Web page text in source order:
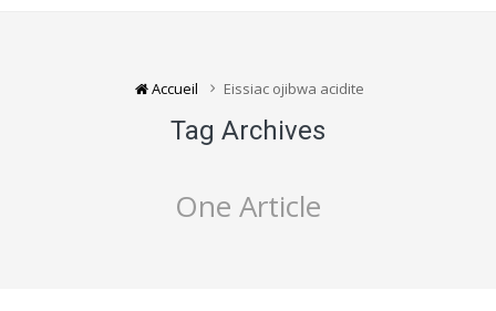
Accueil Eissiac ojibwa acidite
Tag Archives
One Article